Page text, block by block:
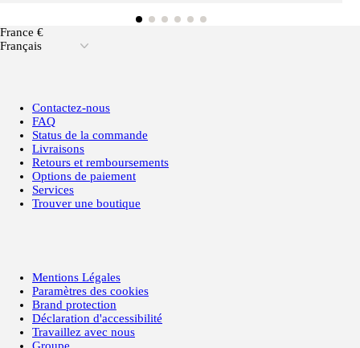
France €
Français
Contactez-nous
FAQ
Status de la commande
Livraisons
Retours et remboursements
Options de paiement
Services
Trouver une boutique
Mentions Légales
Paramètres des cookies
Brand protection
Déclaration d'accessibilité
Travaillez avec nous
Groupe